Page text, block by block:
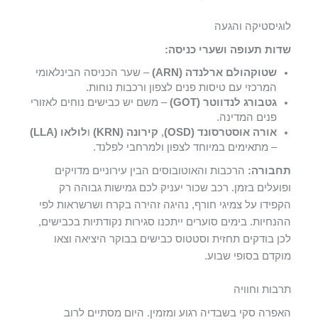
לוגיסטיקה והגעה
שדות תעופה ושערי כניסה:
שטוקהולם ארלנדה (ARN)
– שער הכניסה הבינלאומי
המרכזי עם טיסות פנים לצפון ורכבות נוחות.
גטבורג לנדווטר (GOT)
– משם יש כבישים נוחים לאזורי
פנים המדינה.
אורה אוסטרסונד (OSD)
, קירונה (KRN) ולולאו (LLA)
– מתאימים במיוחד לצפון ולמרחבי לפלנד.
תחבורה: הרכבות והאוטובוסים הבין עירוניים מדויקים
ופועלים בזמן. רכב שכור יעניק לכם גמישות גבוהה רק
הקפידו על צמיגי חורף, נהיגה זהירה בקרח ושרשראות לפי
ההנחיות. בימים סוערים ייתכנו סגירות נקודתיות בכבישים,
לכן בודקים תחזית וסטטוס כבישים בבוקר היציאה וצאו
מוקדם בסופי שבוע.
תרבות וחוויה
האפרה סקי בשבדיה רגוע ומזמין. היום מסתיים לרוב